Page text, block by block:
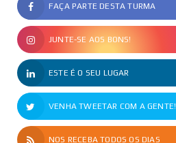
FAÇA PARTE DESTA TURMA
JUNTE-SE AOS BONS!
ESTE É O SEU LUGAR
VENHA TWEETAR COM A GENTE!
NOS RECEBA TODOS OS DIAS